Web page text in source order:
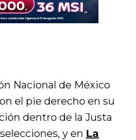
Nacional de México
el pie derecho en su
dentro de la Justa
y en La